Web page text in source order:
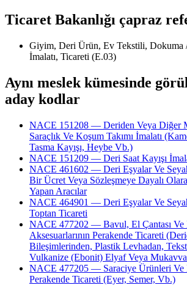
Ticaret Bakanlığı çapraz
Giyim, Deri Ürün, Ev Tekstili, Dokuma
İmalatı, Ticareti (E.03)
Aynı meslek kümesinde
aday kodlar
NACE 151208 — Deriden Veya Diğer
Saraçlık Ve Koşum Takımı İmalatı
Tasma Kayışı, Heybe Vb.)
NACE 151209 — Deri Saat Kayışı
NACE 461602 — Deri Eşyalar Ve
Bir Ücret Veya Sözleşmeye Dayalı
Yapan Aracılar
NACE 464901 — Deri Eşyalar Ve
Toptan Ticareti
NACE 477202 — Bavul, El Çantası Ve
Aksesuarlarının Perakende Ticareti
Bileşimlerinden, Plastik Levhadan,
Vulkanize (Ebonit) Elyaf Veya
NACE 477205 — Saraciye Ürünleri Ve
Perakende Ticareti (Eyer, Semer, Vb.)